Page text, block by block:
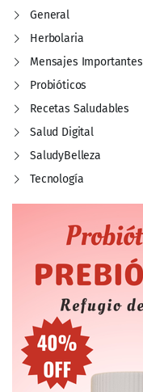
General
Herbolaria
Mensajes Importantes
Probióticos
Recetas Saludables
Salud Digital
SaludyBelleza
Tecnología